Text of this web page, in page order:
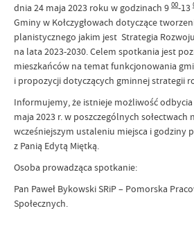
dnia 24 maja 2023 roku w godzinach 9 00-13
Gminy w Kołczygłowach dotyczące
planistycznego jakim jest Strategia
na lata 2023-2030. Celem spotkania jest
mieszkańców na temat funkcjonowania
i propozycji dotyczących gminnej strategii
Informujemy, że istnieje możliwość
maja 2023 r. w poszczególnych sołectwach
wcześniejszym ustaleniu miejsca i godziny
z Panią Edytą Miętką.
Osoba prowadząca spotkanie:
Pan Paweł Bykowski SRiP – Pomorska
Społecznych.